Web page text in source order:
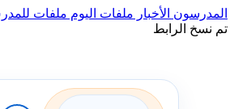
المدرسون الأخبار ملفات اليوم ملفات
تم نسخ الرابط